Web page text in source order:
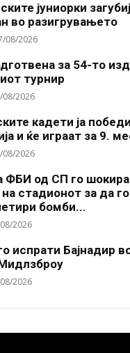
јуниорки
во разигрувањето
08/2026
за 54-то
турнир
08/2026
кадети ја
и ќе играат за 9.
08/2026
ФБИ од СП го
стадионот за да
бомби...
2026
испрати Бајнадир
2026